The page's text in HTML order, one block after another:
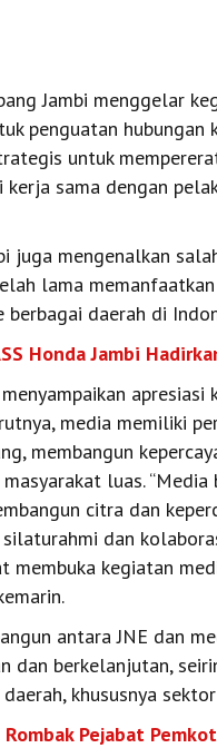
Jambi menggelar
penguatan
untuk
sama dengan
juga mengenalkan
lama
daerah di
Honda Jambi
menyampaikan
media memiliki
membangun
luas.
citra dan
dan
membuka kegiatan
antara JNE dan
dan berkelanjutan,
khususnya
Pejabat